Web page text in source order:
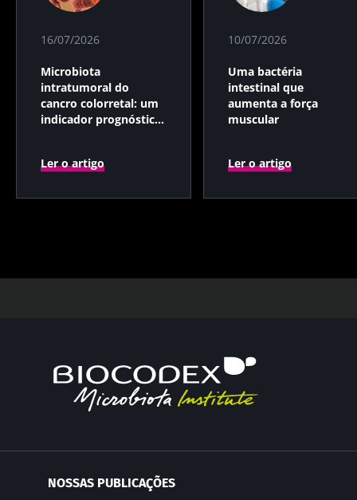
16/07/2026
Microbiota
intratumoral do
cancro colorretal: um
indicador prognóstico
Ler o artigo
10/07/2026
Uma bactéria
intestinal que
aumenta a força
muscular
Ler o artigo
NOSSAS PUBLICAÇÕES